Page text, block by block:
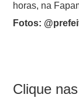
horas, na
Fotos:
Clique